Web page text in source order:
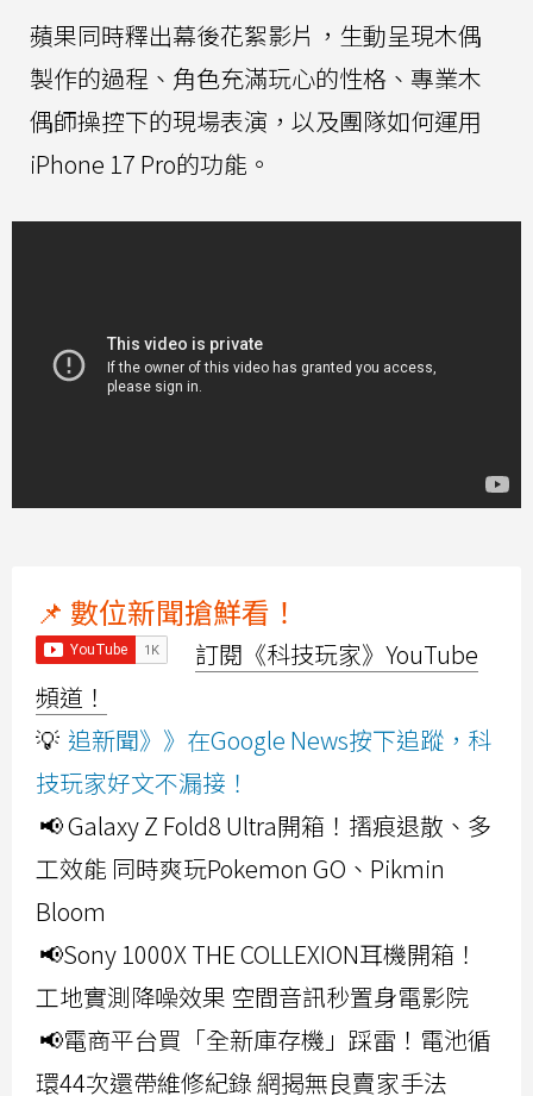
蘋果同時釋出幕後花絮影片，生動呈現木偶
製作的過程、角色充滿玩心的性格、專業木
偶師操控下的現場表演，以及團隊如何運用
iPhone 17 Pro的功能。
📌 數位新聞搶鮮看！
訂閱《科技玩家》YouTube
頻道！
💡 追新聞》》在Google News按下追蹤，科
技玩家好文不漏接！
📢 Galaxy Z Fold8 Ultra開箱！摺痕退散、多
工效能 同時爽玩Pokemon GO、Pikmin
Bloom
📢Sony 1000X THE COLLEXION耳機開箱！
工地實測降噪效果 空間音訊秒置身電影院
📢電商平台買「全新庫存機」踩雷！電池循
環44次還帶維修紀錄 網揭無良賣家手法